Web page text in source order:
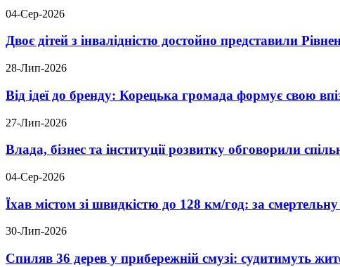
04-Сер-2026
Двоє дітей з інвалідністю достойно представили
28-Лип-2026
Від ідеї до бренду: Корецька громада формує свою
27-Лип-2026
Влада, бізнес та інституції розвитку обговорили
04-Сер-2026
Їхав містом зі швидкістю до 128 км/год: за
30-Лип-2026
Спиляв 36 дерев у прибережній смузі: судитимуть